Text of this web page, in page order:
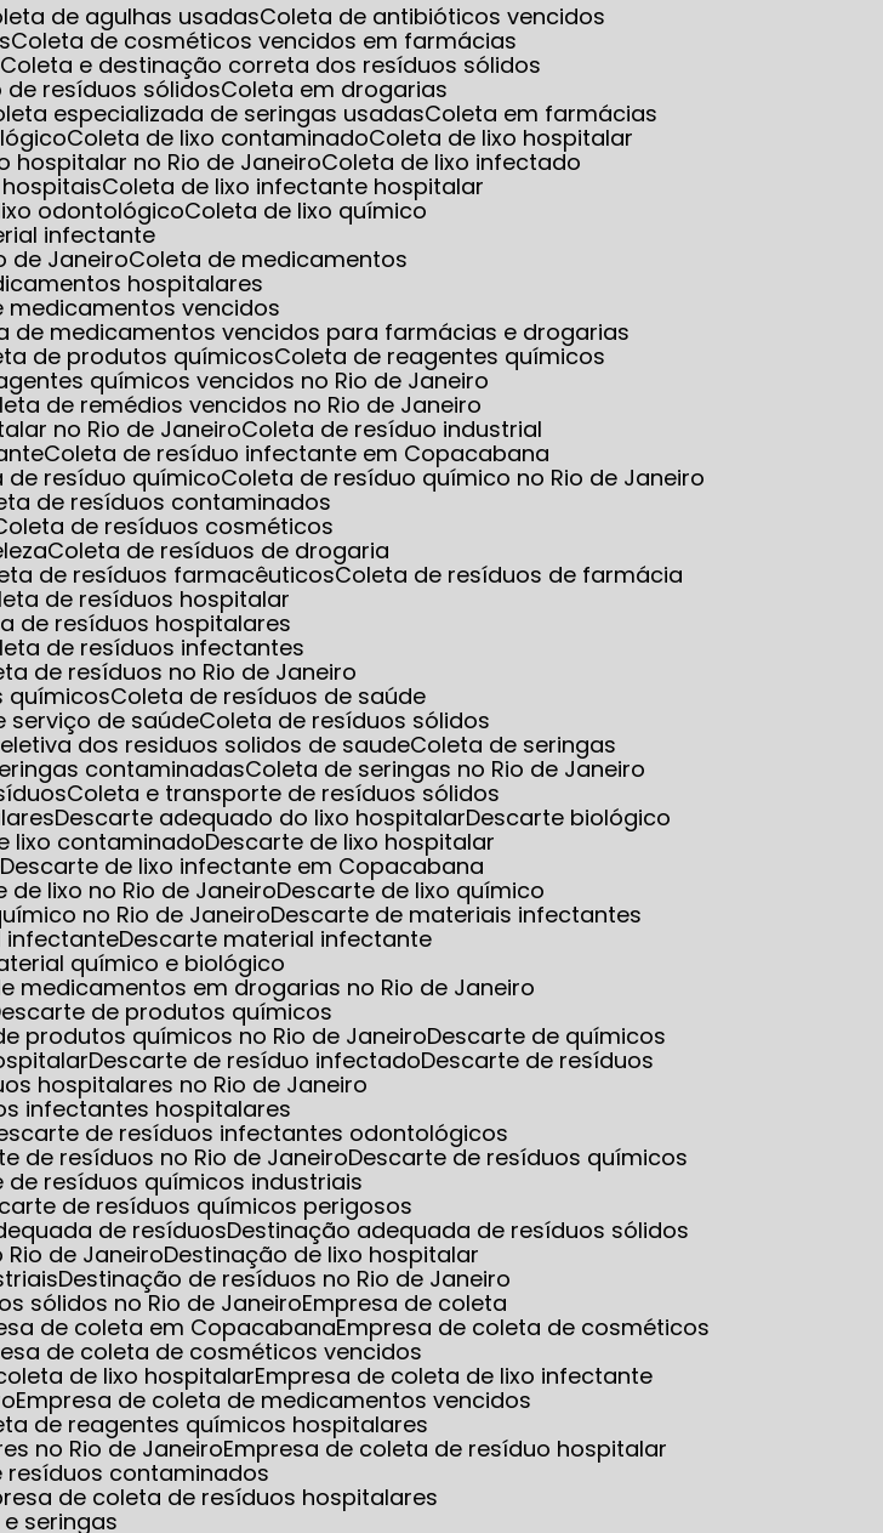
de agulhas usadas
Coleta de antibióticos vencidos
Coleta de cosméticos vencidos em farmácias
Coleta e destinação correta dos resíduos sólidos
de resíduos sólidos
Coleta em drogarias
especializada de seringas usadas
Coleta em farmácias
Coleta de lixo contaminado
Coleta de lixo hospitalar
hospitalar no Rio de Janeiro
Coleta de lixo infectado
Coleta de lixo infectante hospitalar
lixo odontológico
Coleta de lixo químico
infectante
de Janeiro
Coleta de medicamentos
hospitalares
medicamentos vencidos
de medicamentos vencidos para farmácias e drogarias
de produtos químicos
Coleta de reagentes químicos
químicos vencidos no Rio de Janeiro
de remédios vencidos no Rio de Janeiro
no Rio de Janeiro
Coleta de resíduo industrial
Coleta de resíduo infectante em Copacabana
de resíduo químico
Coleta de resíduo químico no Rio de Janeiro
de resíduos contaminados
Coleta de resíduos cosméticos
Coleta de resíduos de drogaria
de resíduos farmacêuticos
Coleta de resíduos de farmácia
de resíduos hospitalar
de resíduos hospitalares
de resíduos infectantes
de resíduos no Rio de Janeiro
químicos
Coleta de resíduos de saúde
serviço de saúde
Coleta de resíduos sólidos
dos residuos solidos de saude Coleta de seringas
contaminadas
Coleta de seringas no Rio de Janeiro
Coleta e transporte de resíduos sólidos
Descarte adequado do lixo hospitalar Descarte biológico
lixo contaminado Descarte de lixo hospitalar
Descarte de lixo infectante em Copacabana
de lixo no Rio de Janeiro Descarte de lixo químico
no Rio de Janeiro Descarte de materiais infectantes
infectante Descarte material infectante
químico e biológico
medicamentos em drogarias no Rio de Janeiro
Descarte de produtos químicos
produtos químicos no Rio de Janeiro Descarte de químicos
Descarte de resíduo infectado Descarte de resíduos
hospitalares no Rio de Janeiro
infectantes hospitalares
de resíduos infectantes odontológicos
de resíduos no Rio de Janeiro Descarte de resíduos químicos
de resíduos químicos industriais
de resíduos químicos perigosos
de resíduos Destinação adequada de resíduos sólidos
Rio de Janeiro Destinação de lixo hospitalar
Destinação de resíduos no Rio de Janeiro
sólidos no Rio de Janeiro Empresa de coleta
de coleta em Copacabana Empresa de coleta de cosméticos
de coleta de cosméticos vencidos
de lixo hospitalar Empresa de coleta de lixo infectante
Empresa de coleta de medicamentos vencidos
de reagentes químicos hospitalares
no Rio de Janeiro Empresa de coleta de resíduo hospitalar
resíduos contaminados
de coleta de resíduos hospitalares
seringas